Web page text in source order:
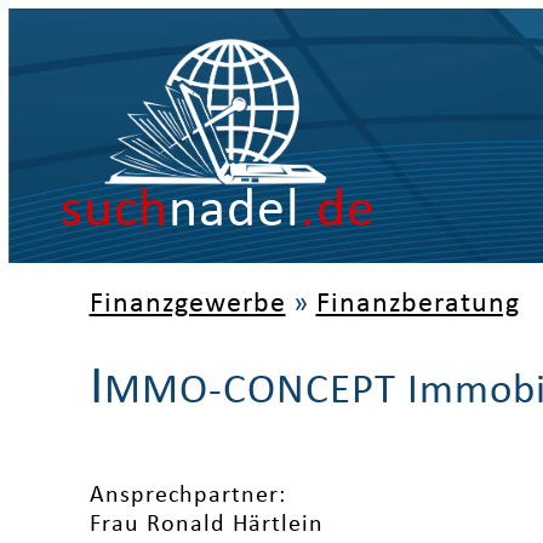
suchnadel.de
Finanzgewerbe » Finanzberatung
I MMO-CONCEPT
Ansprechpartner:
Frau Ronald Härtlein